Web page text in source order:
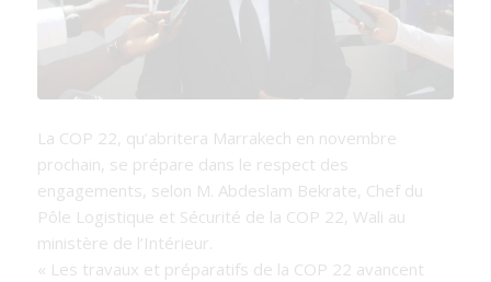
La COP 22, qu’abritera Marrakech en novembre
prochain, se prépare dans le respect des
engagements, selon M. Abdeslam Bekrate, Chef du
Pôle Logistique et Sécurité de la COP 22, Wali au
ministère de l’Intérieur.
« Les travaux et préparatifs de la COP 22 avancent